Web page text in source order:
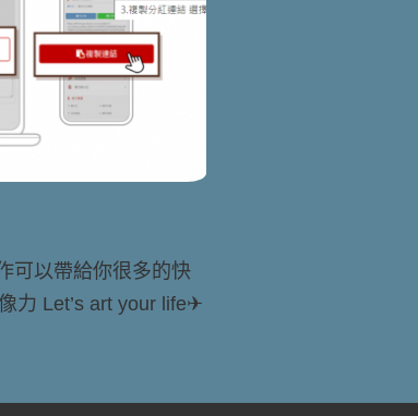
可以帶給你很多的快
力 Let’s art your life✈